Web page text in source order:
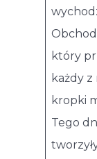
który
każdy z
kropki
Tego